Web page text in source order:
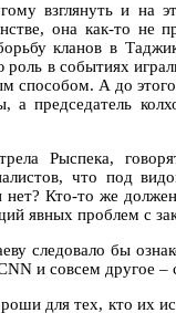
взглянуть и на
она как-то не
кланов в
в событиях
способом. А до
а председатель
Рыспека,
что под
Кто-то же
явных проблем с
следовало бы
и совсем другое
для тех, кто их